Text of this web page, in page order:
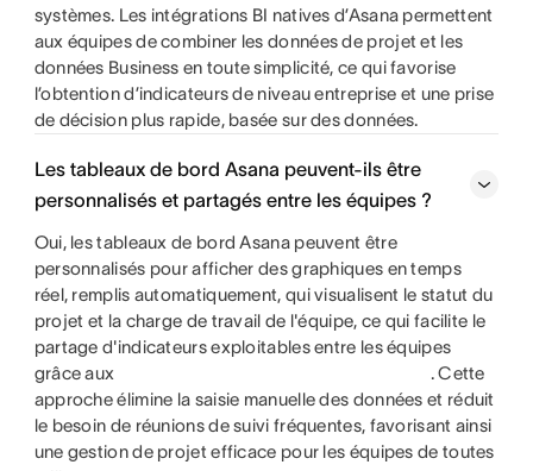
systèmes. Les intégrations BI natives d’Asana permettent
aux équipes de combiner les données de projet et les
données Business en toute simplicité, ce qui favorise
l’obtention d’indicateurs de niveau entreprise et une prise
de décision plus rapide, basée sur des données.
Les tableaux de bord Asana peuvent-ils être
personnalisés et partagés entre les équipes ?
Oui, les tableaux de bord Asana peuvent être
personnalisés pour afficher des graphiques en temps
réel, remplis automatiquement, qui visualisent le statut du
projet et la charge de travail de l'équipe, ce qui facilite le
partage d'indicateurs exploitables entre les équipes
grâce aux
. Cette
approche élimine la saisie manuelle des données et réduit
le besoin de réunions de suivi fréquentes, favorisant ainsi
une gestion de projet efficace pour les équipes de toutes